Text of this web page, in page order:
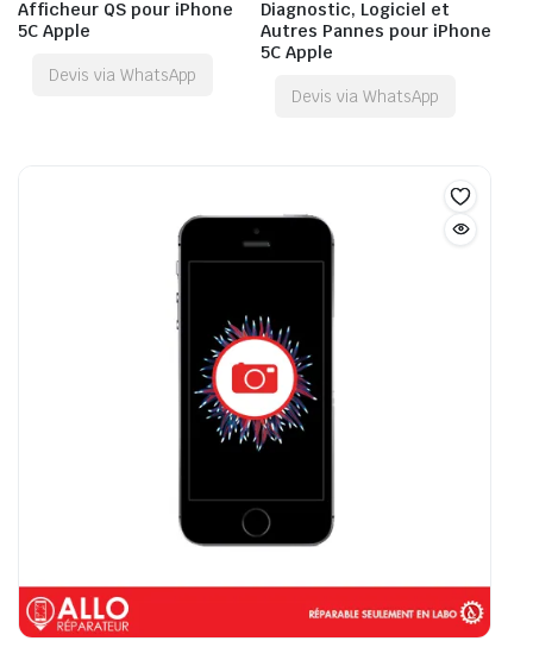
Afficheur QS pour iPhone
5C Apple
Devis via WhatsApp
Diagnostic, Logiciel et
Autres Pannes pour iPhone
5C Apple
Devis via WhatsApp